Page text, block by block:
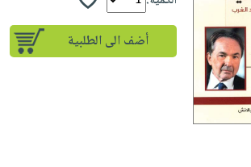
أضف الى الطلبية